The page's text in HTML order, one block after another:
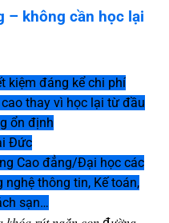
– không cần học lại
kiệm đáng kể chi phí
thay vì học lại từ đầu
ổn định
Đức
Cao đẳng/Đại học các
nghệ thông tin, Kế toán,
sạn…